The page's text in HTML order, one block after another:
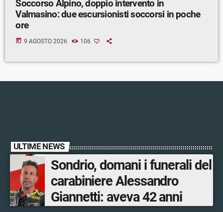
Soccorso Alpino, doppio intervento in
Valmasino: due escursionisti soccorsi in poche
ore
today 9 AGOSTO 2026 106
ULTIME NEWS
Sondrio, domani i funerali del
carabiniere Alessandro
Giannetti: aveva 42 anni